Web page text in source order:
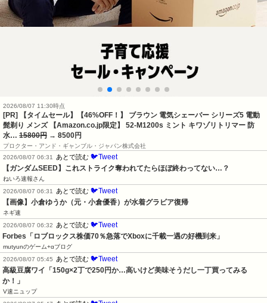
2026/08/07 11:30時点
[PR] 【タイムセール】【46%OFF！】 ブラウン 電気シェーバー シリーズ5 電動
髭剃り メンズ 【Amazon.co.jp限定】 52-M1200s ミント キワゾリトリマー 防
水… 15800円 → 8500円
プロクター・アンド・ギャンブル・ジャパン株式会社
2026/08/07 06:31
あとで読む 🐦Tweet
【ガンダムSEED】これストライク奪われてたらほぼ終わってない…？
ねいろ速報さん
2026/08/07 06:31
あとで読む 🐦Tweet
【画像】小倉ゆうか（元・小倉優香）が水着グラビア復帰
ネギ速
2026/08/07 06:32
あとで読む 🐦Tweet
Forbes「ロブロックス株価70％急落でXboxに千載一遇の好機到来」
mutyunのゲーム+αブログ
2026/08/07 05:45
あとで読む 🐦Tweet
高級豆腐ワイ「150g×2丁で250円か…高いけど美味そうだし一丁買ってみる
か！」
V速ニュップ